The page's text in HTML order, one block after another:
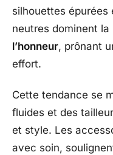
silhouettes épurées
neutres dominent la
l’honneur, prônant
effort.
Cette tendance se
fluides et des
et style. Les
avec soin,